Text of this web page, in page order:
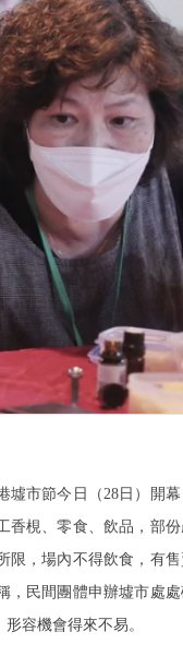
墟市節今日（28日）開
香梘、零食、飲品，部
限，場內不得飲食，有
，民間團體申辦墟市處
容機會得來不易。